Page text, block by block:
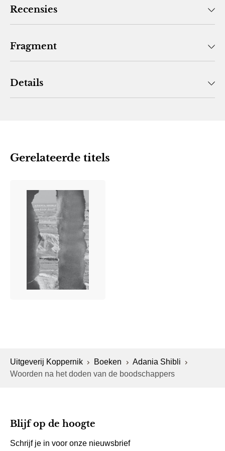
Recensies
Fragment
Details
Gerelateerde titels
Uitgeverij Koppernik Boeken
Adania Shibli
Woorden na het doden van de boodschappers
Blijf op de hoogte
Schrijf je in voor onze nieuwsbrief